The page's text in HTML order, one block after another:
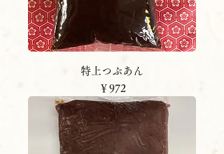
特上つぶあん
価格
￥972